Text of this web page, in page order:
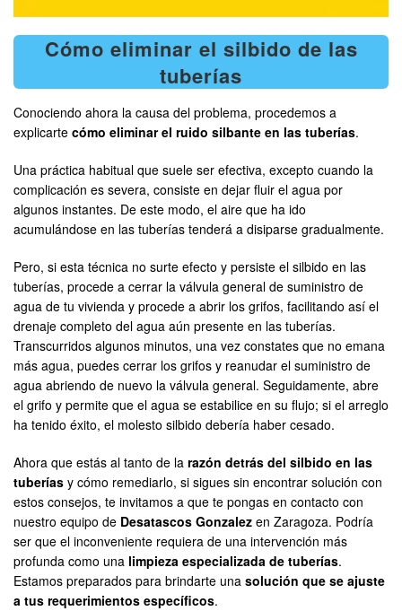
Cómo eliminar el silbido de las
tuberías
Conociendo ahora la causa del problema, procedemos a
explicarte cómo eliminar el ruido silbante en las tuberías.
Una práctica habitual que suele ser efectiva, excepto cuando la
complicación es severa, consiste en dejar fluir el agua por
algunos instantes. De este modo, el aire que ha ido
acumulándose en las tuberías tenderá a disiparse gradualmente.
Pero, si esta técnica no surte efecto y persiste el silbido en las
tuberías, procede a cerrar la válvula general de suministro de
agua de tu vivienda y procede a abrir los grifos, facilitando así el
drenaje completo del agua aún presente en las tuberías.
Transcurridos algunos minutos, una vez constates que no emana
más agua, puedes cerrar los grifos y reanudar el suministro de
agua abriendo de nuevo la válvula general. Seguidamente, abre
el grifo y permite que el agua se estabilice en su flujo; si el arreglo
ha tenido éxito, el molesto silbido debería haber cesado.
Ahora que estás al tanto de la razón detrás del silbido en las
tuberías y cómo remediarlo, si sigues sin encontrar solución con
estos consejos, te invitamos a que te pongas en contacto con
nuestro equipo de Desatascos Gonzalez en Zaragoza. Podría
ser que el inconveniente requiera de una intervención más
profunda como una limpieza especializada de tuberías.
Estamos preparados para brindarte una solución que se ajuste
a tus requerimientos específicos.